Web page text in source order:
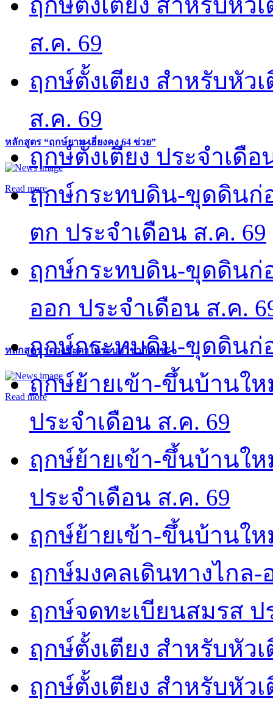
หลักสูตร “ฤกษ์ยาม เฮี่ยงคง 64 ข่วย”
Read more
หลักสูตร “ดวงชะตาในระบบวิชากิวแช”
Read more
ฤกษ์ตั้งเตียง สำหรับหัว
ส.ค. 69
ฤกษ์ตั้งเตียง สำหรับหัว
ส.ค. 69
ฤกษ์ตั้งเตียง ประจำเดือ
ฤกษ์กระทบดิน-ขุดดินก่
ตก ประจำเดือน ส.ค. 69
ฤกษ์กระทบดิน-ขุดดินก่
ออก ประจำเดือน ส.ค.
ฤกษ์กระทบดิน-ขุดดินก่
ฤกษ์ย้ายเข้า-ขึ้นบ้านใ
ประจำเดือน ส.ค. 69
ฤกษ์ย้ายเข้า-ขึ้นบ้านใ
ประจำเดือน ส.ค. 69
ฤกษ์ย้ายเข้า-ขึ้นบ้านให
ฤกษ์มงคลเดินทางไกล-
ฤกษ์จดทะเบียนสมรส ป
ฤกษ์ตั้งเตียง สำหรับหัว
ฤกษ์ตั้งเตียง สำหรับหัว